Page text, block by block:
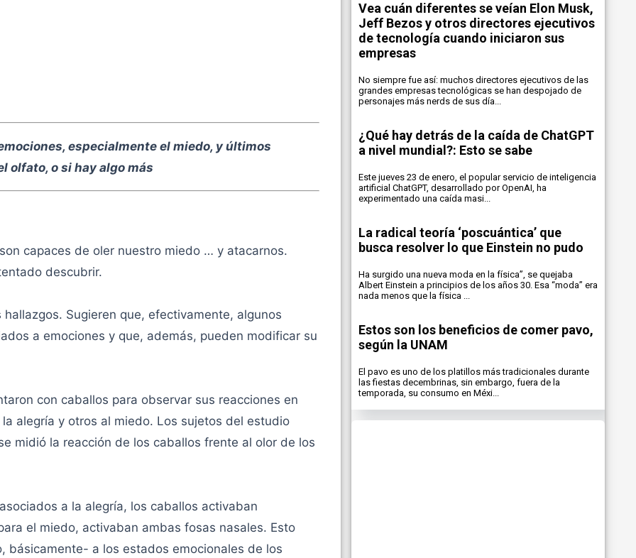
especialmente el miedo, y últimos
olfato, o si hay algo más
capaces de oler nuestro miedo … y atacarnos.
descubrir.
Sugieren que, efectivamente, algunos
a emociones y que, además, pueden modificar su
con caballos para observar sus reacciones en
alegría y otros al miedo. Los sujetos del estudio
midió la reacción de los caballos frente al olor de los
a la alegría, los caballos activaban
el miedo, activaban ambas fosas nasales. Esto
básicamente- a los estados emocionales de los
Vea cuán diferentes se veían Elon Musk,
Jeff Bezos y otros directores ejecutivos
de tecnología cuando iniciaron sus
empresas
No siempre fue así: muchos directores ejecutivos de las
grandes empresas tecnológicas se han despojado de
personajes más nerds de sus día...
¿Qué hay detrás de la caída de ChatGPT
a nivel mundial?: Esto se sabe
Este jueves 23 de enero, el popular servicio de inteligencia
artificial ChatGPT, desarrollado por OpenAI, ha
experimentado una caída masi...
La radical teoría ‘poscuántica’ que
busca resolver lo que Einstein no pudo
Ha surgido una nueva moda en la física”, se quejaba
Albert Einstein a principios de los años 30. Esa “moda” era
nada menos que la física ...
Estos son los beneficios de comer pavo,
según la UNAM
El pavo es uno de los platillos más tradicionales durante
las fiestas decembrinas, sin embargo, fuera de la
temporada, su consumo en Méxi...